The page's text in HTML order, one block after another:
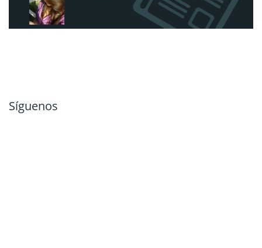
Síguenos